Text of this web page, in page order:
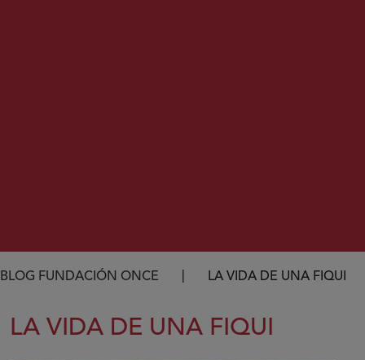
Ruta de navegación
BLOG FUNDACIÓN ONCE LA VIDA DE UNA FIQUI
LA VIDA DE UNA FIQUI